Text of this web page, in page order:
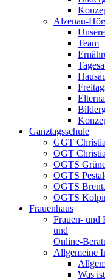
Alzenau-
Team
Ganztagsschule
GGT
OGT
OGTS
OGTS
OGTS
OGTS
Frauenhaus
Frauen- und
und
Online-
Allgemeine
Was